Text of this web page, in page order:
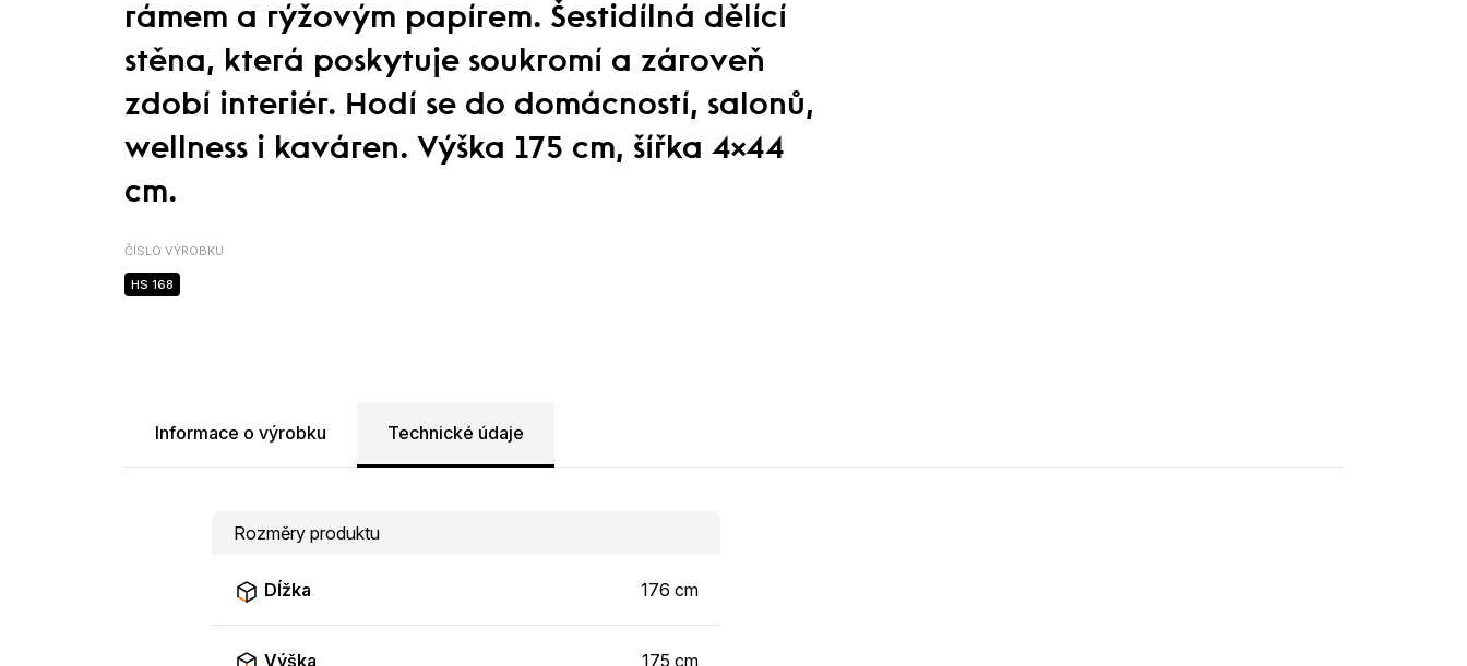
rámem a rýžovým papírem. Šestidílná dělící
stěna, která poskytuje soukromí a zároveň
zdobí interiér. Hodí se do domácností, salonů,
wellness i kaváren. Výška 175 cm, šířka 4×44
cm.
ČÍSLO VÝROBKU
HS 168
Informace o výrobku Technické údaje
Rozměry produktu
Dĺžka 176 cm
Výška 175 cm